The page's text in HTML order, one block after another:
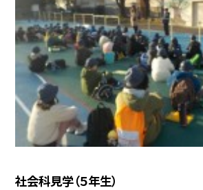
社会科見学（５年生）